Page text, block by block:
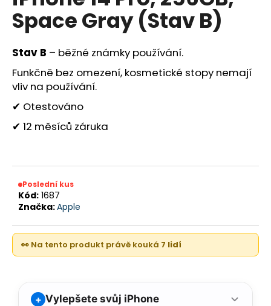
0,0
z
hvězdiček.
Space Gray (Stav B)
Stav B – běžné známky používání.
Funkčně bez omezení, kosmetické stopy nemají
vliv na používání.
✔ Otestováno
✔ 12 měsíců záruka
Poslední kus
Kód: 1687
Značka:Apple
👀 Na tento produkt právě kouká 7 lidí
+ Vylepšete svůj iPhone
a
j
í
t
?
D
o
o
u
u